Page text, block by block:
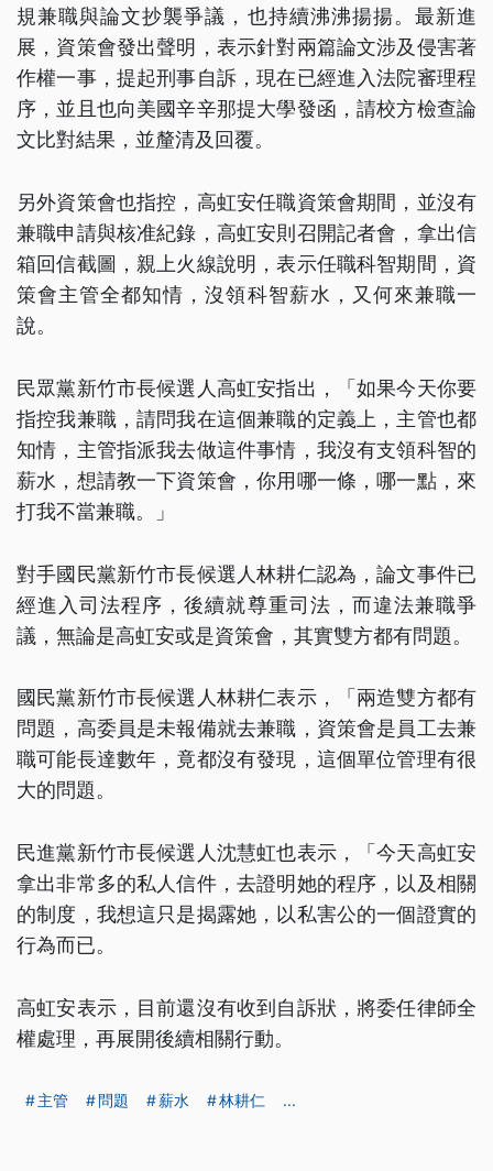
規兼職與論文抄襲爭議，也持續沸沸揚揚。最新進
展，資策會發出聲明，表示針對兩篇論文涉及侵害著
作權一事，提起刑事自訴，現在已經進入法院審理程
序，並且也向美國辛辛那提大學發函，請校方檢查論
文比對結果，並釐清及回覆。
另外資策會也指控，高虹安任職資策會期間，並沒有
兼職申請與核准紀錄，高虹安則召開記者會，拿出信
箱回信截圖，親上火線說明，表示任職科智期間，資
策會主管全都知情，沒領科智薪水，又何來兼職一
說。
民眾黨新竹市長候選人高虹安指出，「如果今天你要
指控我兼職，請問我在這個兼職的定義上，主管也都
知情，主管指派我去做這件事情，我沒有支領科智的
薪水，想請教一下資策會，你用哪一條，哪一點，來
打我不當兼職。」
對手國民黨新竹市長候選人林耕仁認為，論文事件已
經進入司法程序，後續就尊重司法，而違法兼職爭
議，無論是高虹安或是資策會，其實雙方都有問題。
國民黨新竹市長候選人林耕仁表示，「兩造雙方都有
問題，高委員是未報備就去兼職，資策會是員工去兼
職可能長達數年，竟都沒有發現，這個單位管理有很
大的問題。
民進黨新竹市長候選人沈慧虹也表示，「今天高虹安
拿出非常多的私人信件，去證明她的程序，以及相關
的制度，我想這只是揭露她，以私害公的一個證實的
行為而已。
高虹安表示，目前還沒有收到自訴狀，將委任律師全
權處理，再展開後續相關行動。
主管 問題 薪水 林耕仁 ...